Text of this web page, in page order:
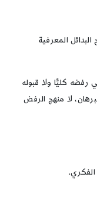
المعرفية
رفضه كليًّا ولا قبوله
لا منهج الرفض
الفكري.